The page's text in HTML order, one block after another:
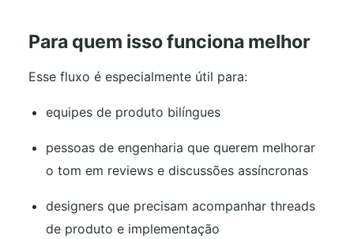
Para quem isso funciona melhor
Esse fluxo é especialmente útil para:
equipes de produto bilíngues
pessoas de engenharia que querem melhorar
o tom em reviews e discussões assíncronas
designers que precisam acompanhar threads
de produto e implementação